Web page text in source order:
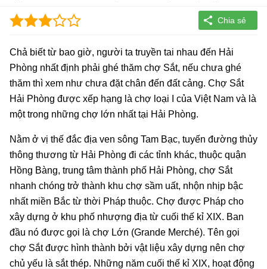
Chả biết từ bao giờ, người ta truyền tai nhau đến Hải
Phòng nhất định phải ghé thăm chợ Sắt, nếu chưa ghé
thăm thì xem như chưa đặt chân đến đất cảng. Chợ Sắt
Hải Phòng được xếp hạng là chợ loại I của Việt Nam và là
một trong những chợ lớn nhất tại Hải Phòng.
Nằm ở vị thế đắc địa ven sông Tam Bạc, tuyến đường thủy
thông thương từ Hải Phòng đi các tỉnh khác, thuộc quận
Hồng Bàng, trung tâm thành phố Hải Phòng, chợ Sắt
nhanh chóng trở thành khu chợ sầm uất, nhộn nhịp bậc
nhất miền Bắc từ thời Pháp thuộc. Chợ được Pháp cho
xây dựng ở khu phố nhượng địa từ cuối thế kỉ XIX. Ban
đầu nó được gọi là chợ Lớn (Grande Merché). Tên gọi
chợ Sắt được hình thành bởi vật liệu xây dựng nên chợ
chủ yếu là sắt thép. Những năm cuối thế kỉ XIX, hoạt động